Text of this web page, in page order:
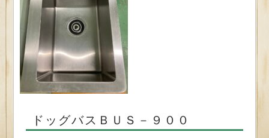
ドッグバスＢＵＳ－９００